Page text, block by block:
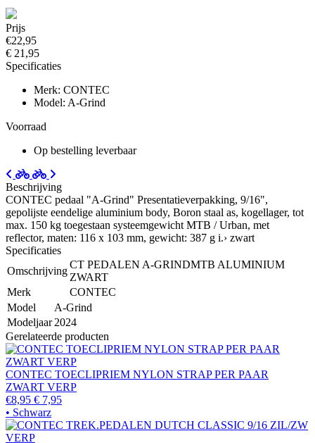
Prijs
€22,95
€ 21,95
Specificaties
Merk: CONTEC
Model: A-Grind
Voorraad
Op bestelling leverbaar
Beschrijving
CONTEC pedaal "A-Grind" Presentatieverpakking, 9/16",
gepolijste eendelige aluminium body, Boron staal as, kogellager, tot
max. 150 kg toegestaan systeemgewicht MTB / Urban, met
reflector, maten: 116 x 103 mm, gewicht: 387 g i.› zwart
Specificaties
Omschrijving
CT PEDALEN A-GRINDMTB ALUMINIUM
ZWART
Merk
CONTEC
Model
A-Grind
Modeljaar 2024
Gerelateerde producten
CONTEC TOECLIPRIEM NYLON STRAP PER PAAR
ZWART VERP
€8,95 € 7,95
• Schwarz